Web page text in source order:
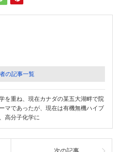
の記事一覧
を重ね、現在カナダの某五大湖畔で院
マであったが、現在は有機無機ハイブ
高分子化学に